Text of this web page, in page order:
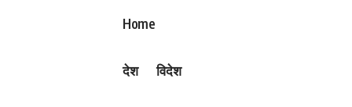
Home
देश विदेश